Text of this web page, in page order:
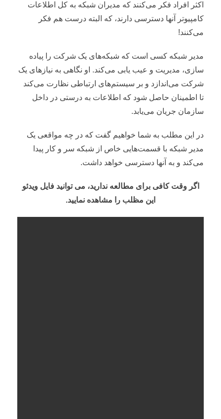
اکثر افراد فکر می‌کنند که مدیران شبکه به کل اطلاعات
کامپیوتر آنها دسترسی دارند، که البته درست هم فکر
می‌کنند!
مدیر شبکه کسی است که شبکه‌های یک شرکت را پیاده
سازی، مدیریت و عیب یابی می‌کند. او نگاهی به نیازهای یک
شرکت می‌اندازد و بر سیستم‌های ارتباطی نظارت می‌کند
تا اطمینان حاصل شود که اطلاعات به درستی در داخل
سازمان جریان می‌یابد.
در این مطلب به شما خواهیم گفت که در چه مواقعی یک
مدیر شبکه با قسمت‌هایی خاص از شبکه سر و کار پیدا
می‌کند و به آنها دسترسی خواهد داشت.
اگر وقت کافی برای مطالعه ندارید، می توانید فایل ویدئو
این مظلب را مشاهده نمایید.